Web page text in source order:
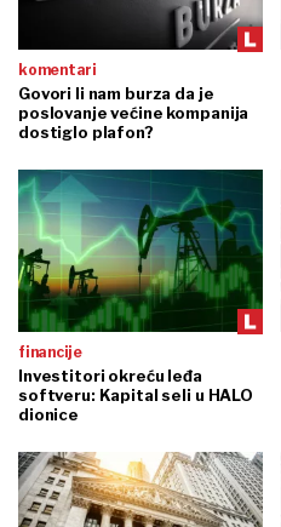
komentari
Govori li nam burza da je
poslovanje većine kompanija
dostiglo plafon?
financije
Investitori okreću leđa
softveru: Kapital seli u HALO
dionice